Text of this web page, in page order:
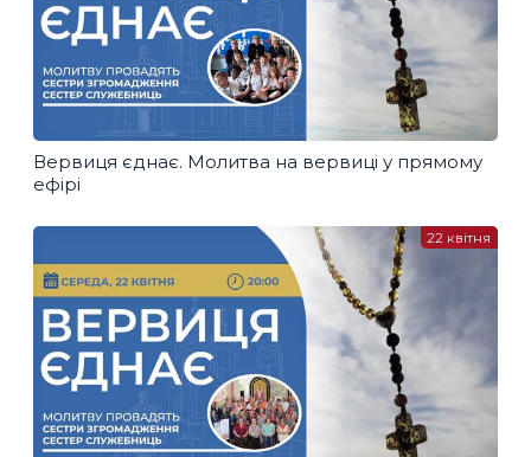
Вервиця єднає. Молитва на вервиці у прямому
ефірі
22 квітня